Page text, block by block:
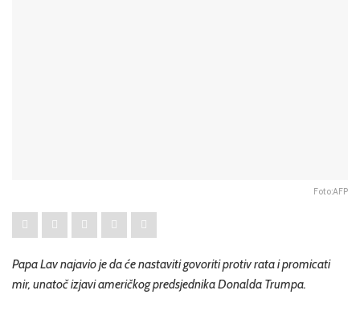
Foto:AFP
Papa Lav najavio je da će nastaviti govoriti protiv rata i promicati
mir, unatoč izjavi američkog predsjednika Donalda Trumpa.